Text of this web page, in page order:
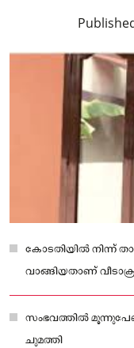
കോടതിയിൽ നിന്ന്
വാങ്ങിയതാണ്
പറയുന്നു
സംഭവത്തിൽ
ചുമത്തി